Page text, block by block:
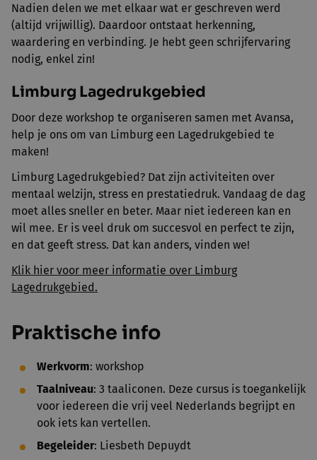
Nadien delen we met elkaar wat er geschreven werd
(altijd vrijwillig). Daardoor ontstaat herkenning,
waardering en verbinding. Je hebt geen schrijfervaring
nodig, enkel zin!
Limburg Lagedrukgebied
Door deze workshop te organiseren samen met Avansa,
help je ons om van Limburg een Lagedrukgebied te
maken!
Limburg Lagedrukgebied? Dat zijn activiteiten over
mentaal welzijn, stress en prestatiedruk. Vandaag de dag
moet alles sneller en beter. Maar niet iedereen kan en
wil mee. Er is veel druk om succesvol en perfect te zijn,
en dat geeft stress. Dat kan anders, vinden we!
Klik hier voor meer informatie over Limburg
Lagedrukgebied.
Praktische info
Werkvorm: workshop
Taalniveau: 3 taaliconen. Deze cursus is toegankelijk
voor iedereen die vrij veel Nederlands begrijpt en
ook iets kan vertellen.
Begeleider: Liesbeth Depuydt